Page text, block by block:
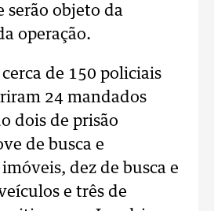
serão objeto da
operação.
de 150 policiais
24 mandados
dois de prisão
de busca e
dez de busca e
e três de